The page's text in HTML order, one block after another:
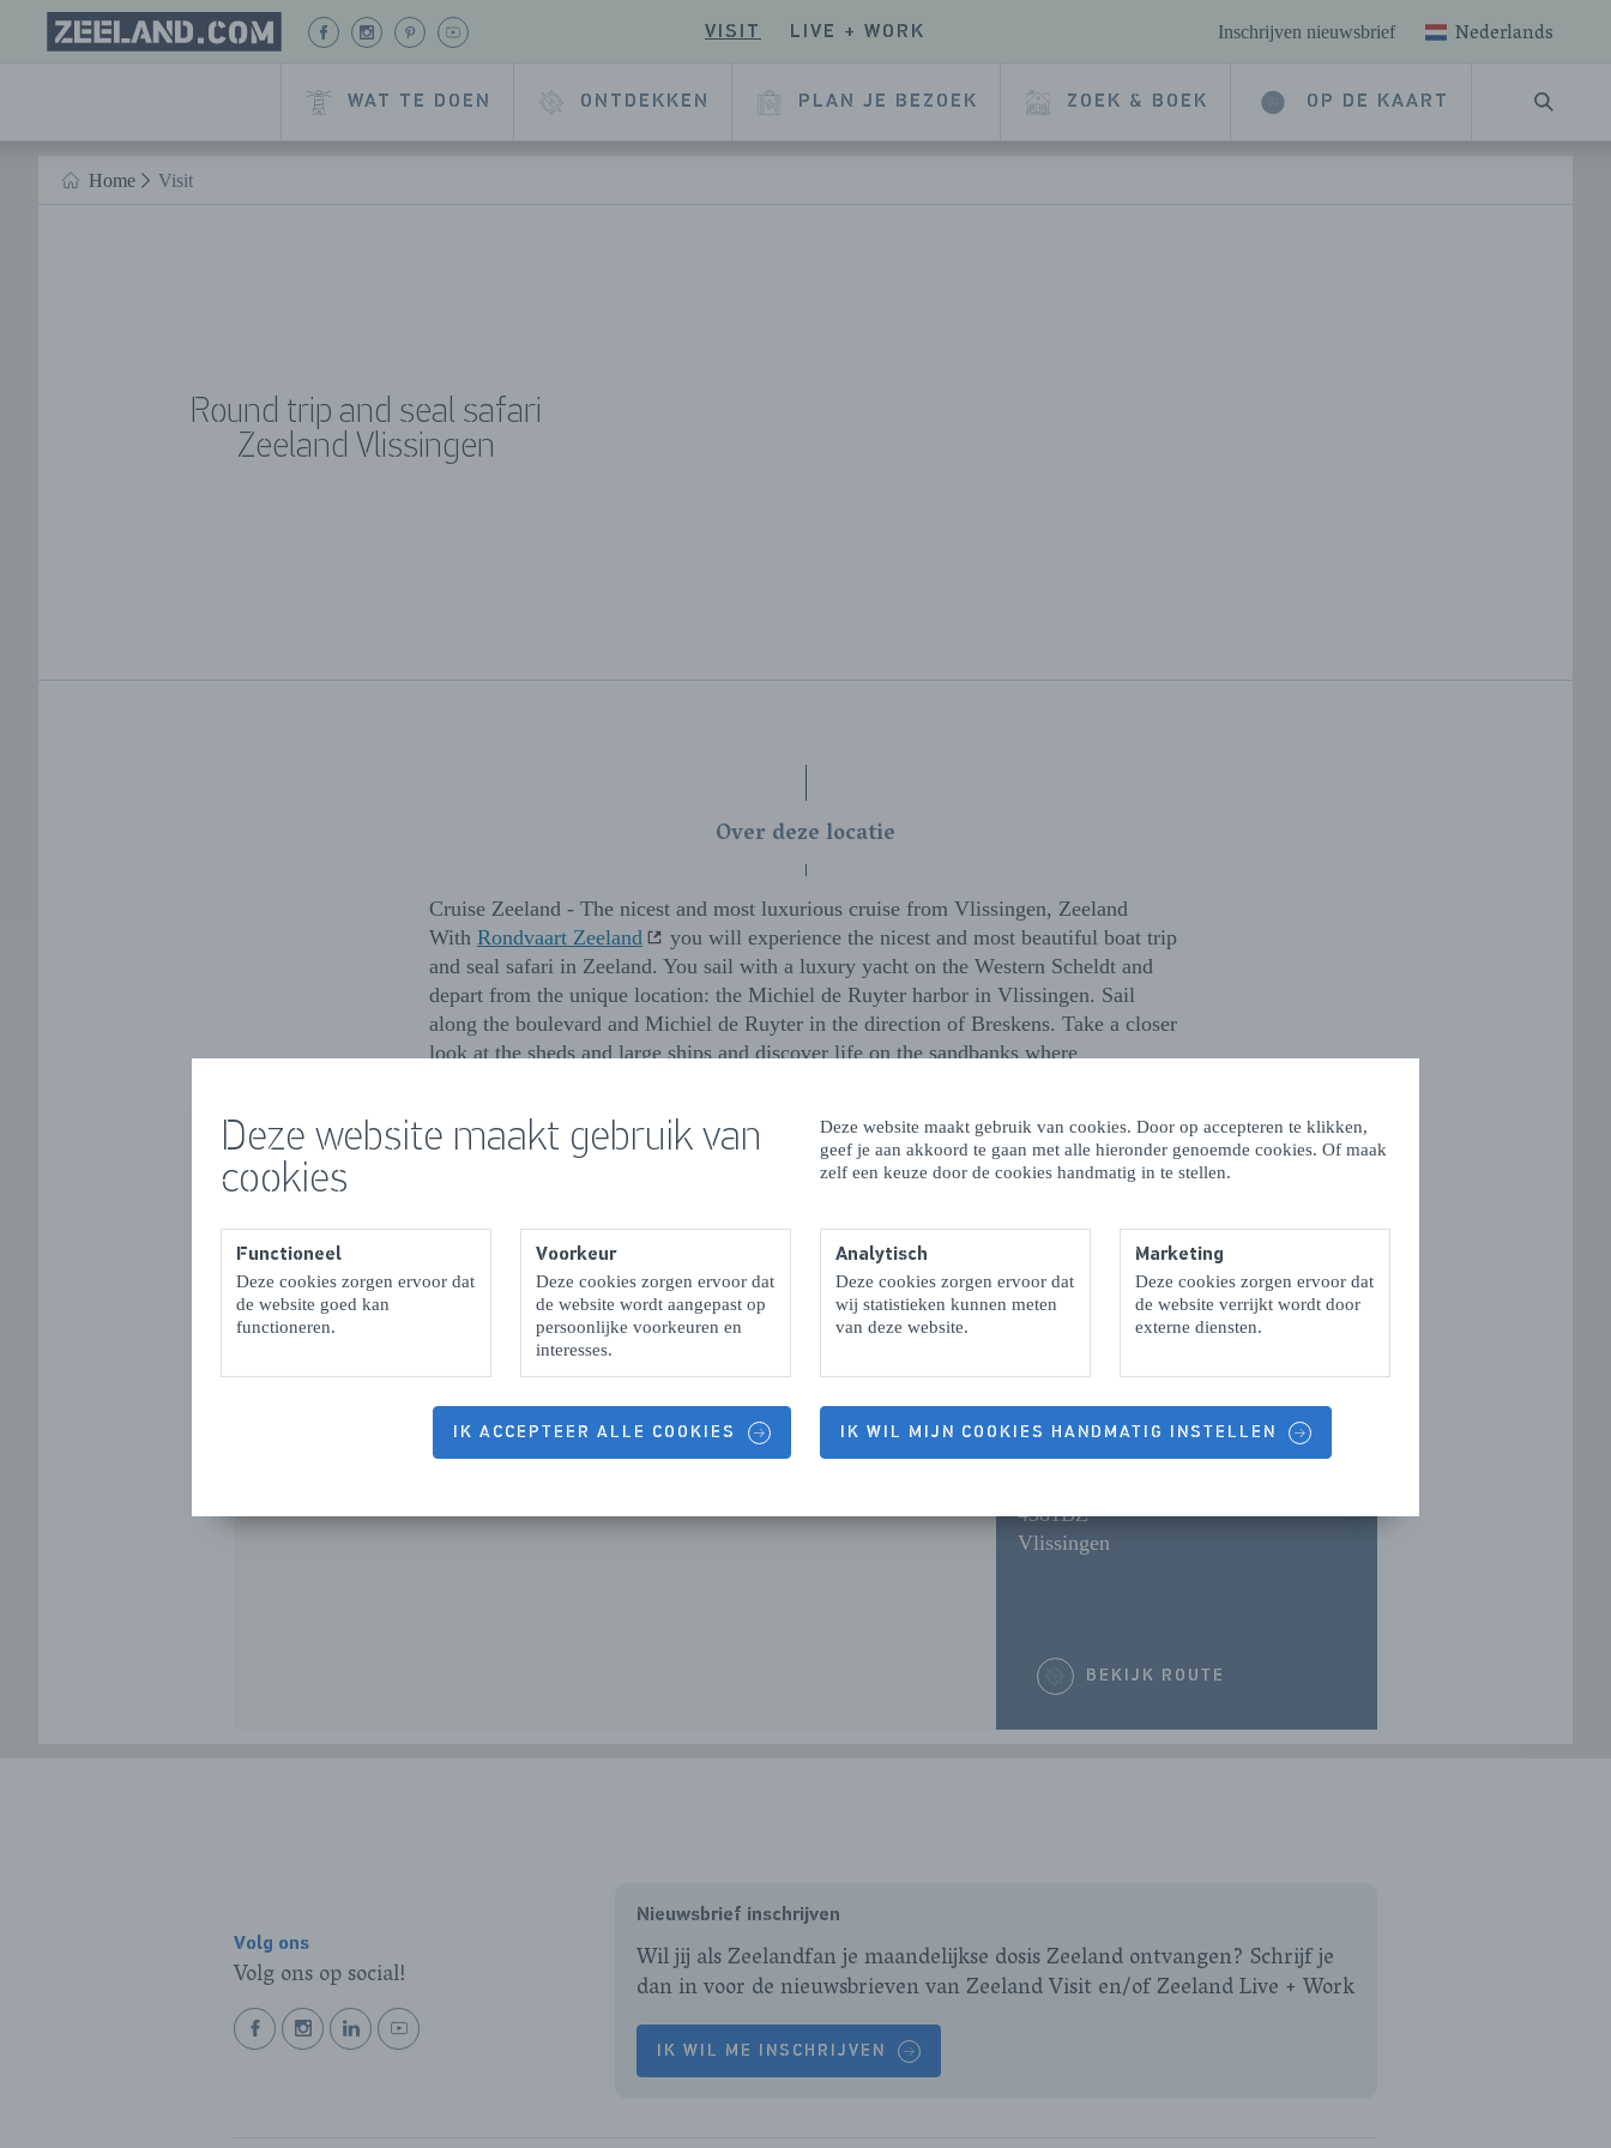
Deze website maakt gebruik van
cookies
Deze website maakt gebruik van cookies. Door op accepteren te klikken,
geef je aan akkoord te gaan met alle hieronder genoemde cookies. Of maak
zelf een keuze door de cookies handmatig in te stellen.
Functioneel
Deze cookies zorgen ervoor dat
de website goed kan
functioneren.
Voorkeur
Deze cookies zorgen ervoor dat
de website wordt aangepast op
persoonlijke voorkeuren en
interesses.
Analytisch
Deze cookies zorgen ervoor dat
wij statistieken kunnen meten
van deze website.
Marketing
Deze cookies zorgen ervoor dat
de website verrijkt wordt door
externe diensten.
IK ACCEPTEER ALLE COOKIES IK WIL MIJN COOKIES HANDMATIG INSTELLEN
Naar hoofdinhoud
Homepage
Zeeland.com
BEKIJK
PAGINA
BEKIJK
PAGINA
BEKIJK
PAGINA
BEKIJK
PAGINA
VISIT LIVE + WORK Inschrijven nieuwsbrief Nederlands
WAT TE DOEN ONTDEKKEN PLAN JE BEZOEK ZOEK & BOEK OP DE KAART
HOME
Home Visit
Round trip and seal safari
Zeeland Vlissingen
Over deze locatie
Cruise Zeeland - The nicest and most luxurious cruise from Vlissingen, Zeeland
With Rondvaart Zeeland
you will experience the nicest and most beautiful boat trip
and seal safari in Zeeland. You sail with a luxury yacht on the Western Scheldt and
depart from the unique location: the Michiel de Ruyter harbor in Vlissingen. Sail
along the boulevard and Michiel de Ruyter in the direction of Breskens. Take a closer
look at the sheds and large ships and discover life on the sandbanks where
Contactgegevens & Openingstijden
OPENINGSTIJDEN CONTACTGEGEVENS
Zeehondensafari & Rondvaart Zeeland
4381BZ
Vlissingen
BEKIJK ROUTE
Volg ons
Volg ons op social!
BEKIJKBEKIJKBEKIJKBEKIJK
Nieuwsbrief inschrijven
Wil jij als Zeelandfan je maandelijkse dosis Zeeland ontvangen? Schrijf je
dan in voor de nieuwsbrieven van Zeeland Visit en/of Zeeland Live + Work
IK WIL ME INSCHRIJVEN